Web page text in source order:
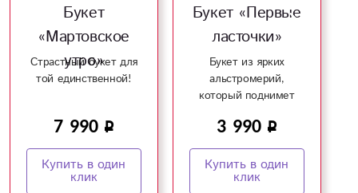
Букет
«Мартовское
утро»
Страстный букет для
той единственной!
7 990
Купить в один
клик
Букет «Первые
ласточки»
Букет из ярких
альстромерий,
который поднимет
3 990
Купить в один
клик